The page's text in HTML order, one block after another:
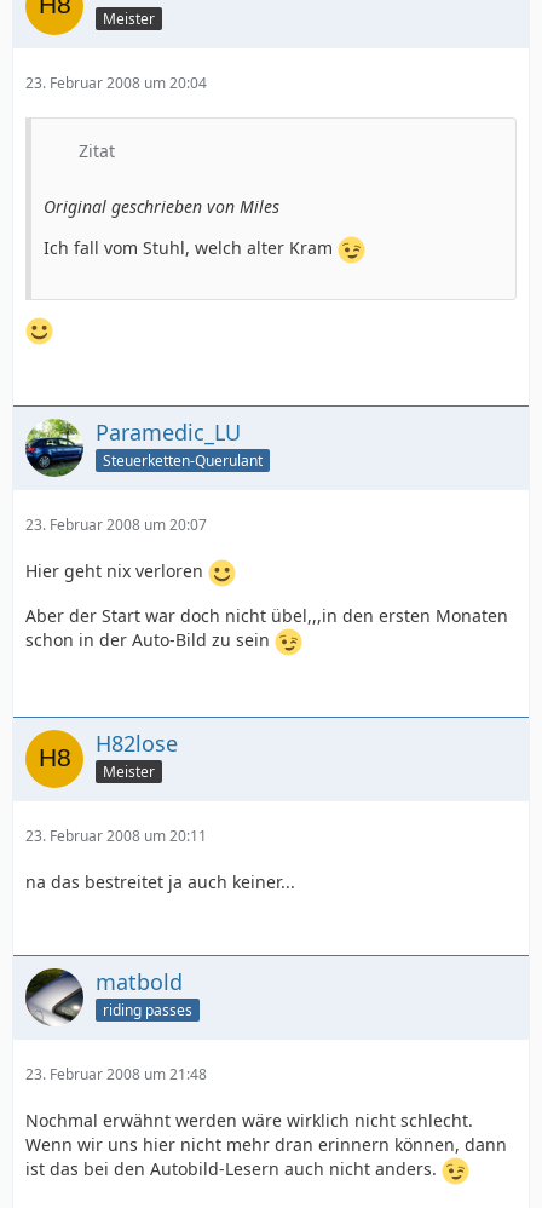
Meister
23. Februar 2008 um 20:04
Zitat
Original geschrieben von Miles
Ich fall vom Stuhl, welch alter Kram
Paramedic_LU
Steuerketten-Querulant
23. Februar 2008 um 20:07
Hier geht nix verloren
Aber der Start war doch nicht übel,,,in den ersten Monaten
schon in der Auto-Bild zu sein
H82lose
Meister
23. Februar 2008 um 20:11
na das bestreitet ja auch keiner...
matbold
riding passes
23. Februar 2008 um 21:48
Nochmal erwähnt werden wäre wirklich nicht schlecht.
Wenn wir uns hier nicht mehr dran erinnern können, dann
ist das bei den Autobild-Lesern auch nicht anders.